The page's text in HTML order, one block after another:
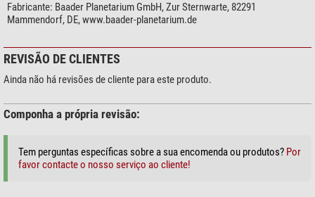
Fabricante: Baader Planetarium GmbH, Zur Sternwarte, 82291
Mammendorf, DE, www.baader-planetarium.de
REVISÃO DE CLIENTES
Ainda não há revisões de cliente para este produto.
Componha a própria revisão:
Tem perguntas específicas sobre a sua encomenda ou produtos? Por
favor contacte o nosso serviço ao cliente!